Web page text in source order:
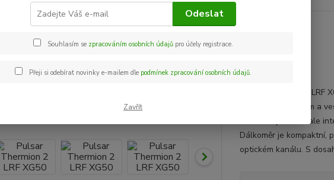
Thermion 2 LRF XG50
Pulsar Thermion 2
klasickým designem a
dálkoměr je dokonale
Dálkoměr je kompaktní,
optickém kanálu. S
Odeslat
Souhlasím se zpracováním osobních údajůpro účely registrace.
Přeji si odebírat novinky e-mailem dle podmínek zpracování osobních údajů.
Zavřít